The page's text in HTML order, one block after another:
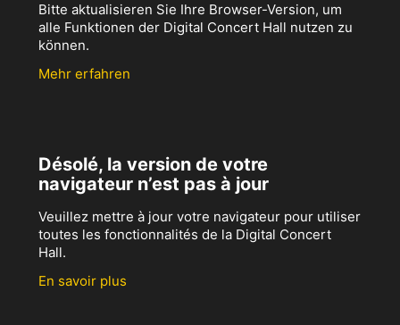
Bitte aktualisieren Sie Ihre Browser-Version, um
alle Funktionen der Digital Concert Hall nutzen zu
können.
Mehr erfahren
Désolé, la version de votre
navigateur n’est pas à jour
Veuillez mettre à jour votre navigateur pour utiliser
toutes les fonctionnalités de la Digital Concert
Hall.
En savoir plus